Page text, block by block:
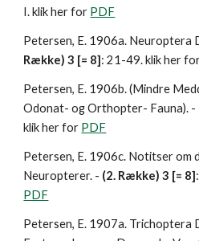
I. klik her for PDF
Petersen, E. 1906a. Neuroptera
Række) 3 [= 8]: 21-49. klik her
Petersen, E. 1906b. (Mindre
Odonat- og Orthopter- Fauna). -
klik her for PDF
Petersen, E. 1906c. Notitser om
Neuropterer. - (2. Række) 3 [= 8]
PDF
Petersen, E. 1907a. Trichoptera